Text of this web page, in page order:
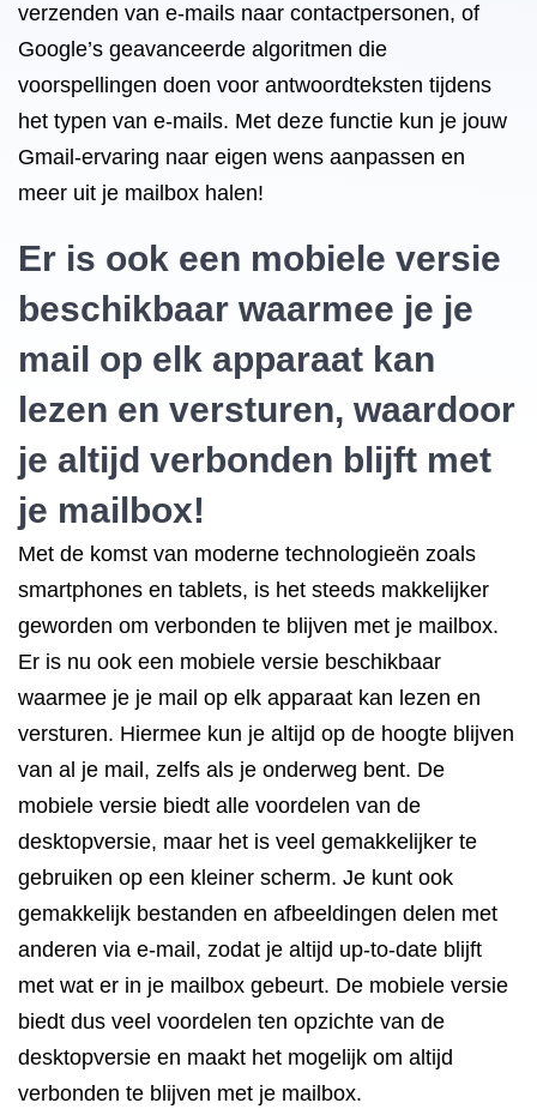
verzenden van e-mails naar contactpersonen, of
Google’s geavanceerde algoritmen die
voorspellingen doen voor antwoordteksten tijdens
het typen van e-mails. Met deze functie kun je jouw
Gmail-ervaring naar eigen wens aanpassen en
meer uit je mailbox halen!
Er is ook een mobiele versie
beschikbaar waarmee je je
mail op elk apparaat kan
lezen en versturen, waardoor
je altijd verbonden blijft met
je mailbox!
Met de komst van moderne technologieën zoals
smartphones en tablets, is het steeds makkelijker
geworden om verbonden te blijven met je mailbox.
Er is nu ook een mobiele versie beschikbaar
waarmee je je mail op elk apparaat kan lezen en
versturen. Hiermee kun je altijd op de hoogte blijven
van al je mail, zelfs als je onderweg bent. De
mobiele versie biedt alle voordelen van de
desktopversie, maar het is veel gemakkelijker te
gebruiken op een kleiner scherm. Je kunt ook
gemakkelijk bestanden en afbeeldingen delen met
anderen via e-mail, zodat je altijd up-to-date blijft
met wat er in je mailbox gebeurt. De mobiele versie
biedt dus veel voordelen ten opzichte van de
desktopversie en maakt het mogelijk om altijd
verbonden te blijven met je mailbox.